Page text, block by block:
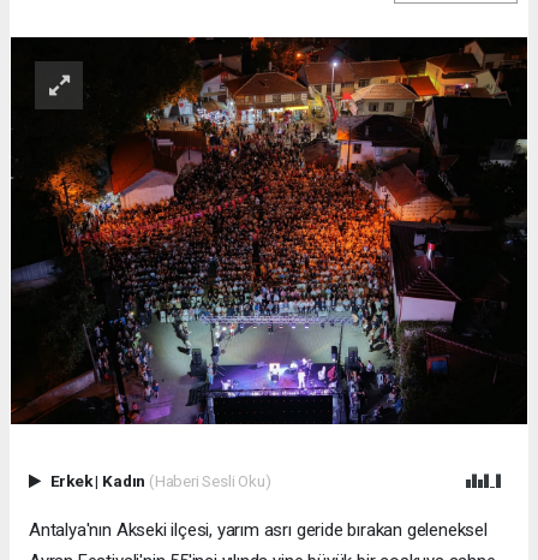
Erkek| Kadın (Haberi Sesli Oku)
Antalya'nın Akseki ilçesi, yarım asrı geride bırakan geleneksel